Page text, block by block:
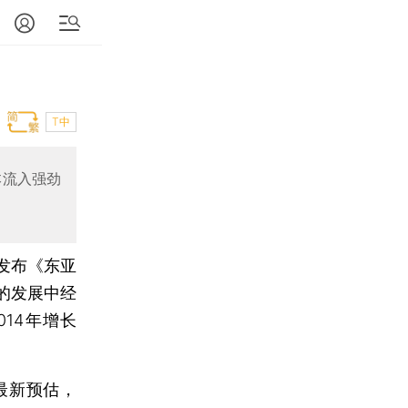
T中
入强劲
布《东亚
发展中经
年增长
预估，